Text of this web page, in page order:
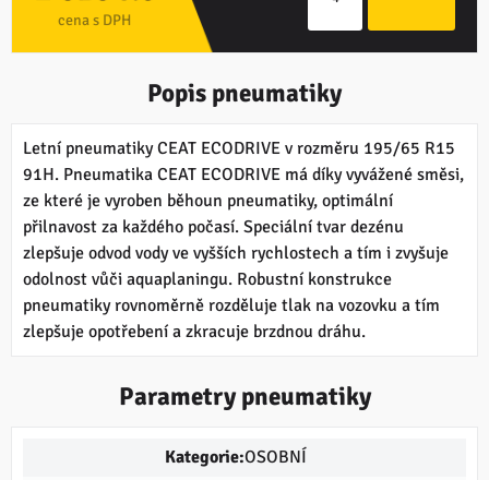
cena s DPH
Popis pneumatiky
Letní pneumatiky CEAT ECODRIVE v rozměru 195/65 R15
91H. Pneumatika CEAT ECODRIVE má díky vyvážené směsi,
ze které je vyroben běhoun pneumatiky, optimální
přilnavost za každého počasí. Speciální tvar dezénu
zlepšuje odvod vody ve vyšších rychlostech a tím i zvyšuje
odolnost vůči aquaplaningu. Robustní konstrukce
pneumatiky rovnoměrně rozděluje tlak na vozovku a tím
zlepšuje opotřebení a zkracuje brzdnou dráhu.
Parametry pneumatiky
Kategorie:OSOBNÍ